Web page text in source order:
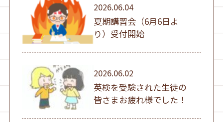
2026.06.04
夏期講習会（6月6日よ
り）受付開始
2026.06.02
英検を受験された生徒の
皆さまお疲れ様でした！